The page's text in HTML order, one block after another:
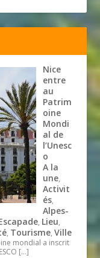
Nice
entre
au
Patrim
oine
Mondi
al de
l’Unesc
o
A la
une,
Activit
és,
Alpes-
, Lieu,
, Tourisme,Ville
mondial a inscrit
[…]